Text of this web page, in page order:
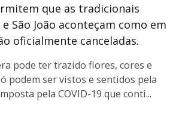
que as tradicionais
São João aconteçam como em
oficialmente canceladas.
pode ter trazido flores, cores e
podem ser vistos e sentidos pela
pela COVID-19 que conti...